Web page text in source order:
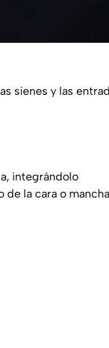
sienes y las
integrándolo
la cara o